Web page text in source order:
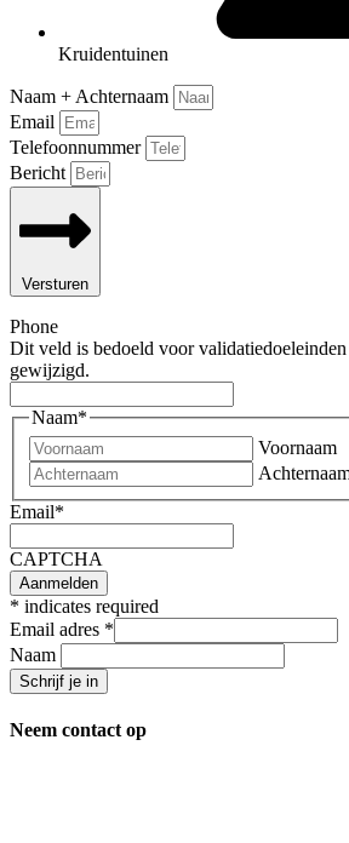
Kruidentuinen
Naam + Achternaam
Email
Telefoonnummer
Bericht
Versturen
Phone
Dit veld is bedoeld voor
gewijzigd.
Naam*
Voornaam
Email*
CAPTCHA
* indicates required
Email adres *
Naam
Neem contact op